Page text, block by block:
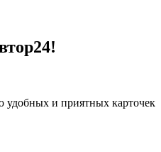
и приятных карточек